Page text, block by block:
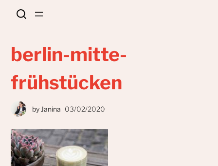
berlin-mitte-
frühstücken
by Janina 03/02/2020